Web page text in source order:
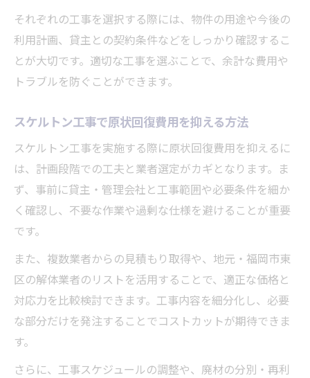
それぞれの工事を選択する際には、物件の用途や今後の
利用計画、貸主との契約条件などをしっかり確認するこ
とが大切です。適切な工事を選ぶことで、余計な費用や
トラブルを防ぐことができます。
スケルトン工事で原状回復費用を抑える方法
スケルトン工事を実施する際に原状回復費用を抑えるに
は、計画段階での工夫と業者選定がカギとなります。ま
ず、事前に貸主・管理会社と工事範囲や必要条件を細か
く確認し、不要な作業や過剰な仕様を避けることが重要
です。
また、複数業者からの見積もり取得や、地元・福岡市東
区の解体業者のリストを活用することで、適正な価格と
対応力を比較検討できます。工事内容を細分化し、必要
な部分だけを発注することでコストカットが期待できま
す。
さらに、工事スケジュールの調整や、廃材の分別・再利